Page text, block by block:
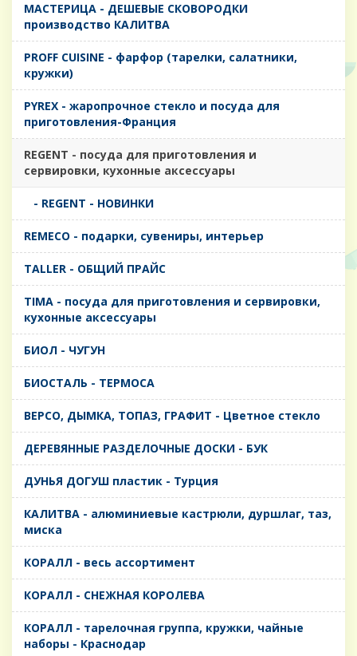
MАСТЕРИЦА - ДЕШЕВЫЕ СКОВОРОДКИ
производство КАЛИТВА
PROFF CUISINE - фарфор (тарелки, салатники,
кружки)
PYREX - жаропрочное стекло и посуда для
приготовления-Франция
REGENT - посуда для приготовления и
сервировки, кухонные аксессуары
- REGENT - НОВИНКИ
REMECO - подарки, сувениры, интерьер
TALLER - ОБЩИЙ ПРАЙС
TIMA - посуда для приготовления и сервировки,
кухонные аксессуары
БИОЛ - ЧУГУН
БИОСТАЛЬ - ТЕРМОСА
ВЕРСО, ДЫМКА, ТОПАЗ, ГРАФИТ - Цветное стекло
ДЕРЕВЯННЫЕ РАЗДЕЛОЧНЫЕ ДОСКИ - БУК
ДУНЬЯ ДОГУШ пластик - Турция
КАЛИТВА - алюминиевые кастрюли, дуршлаг, таз,
миска
КОРАЛЛ - весь ассортимент
КОРАЛЛ - СНЕЖНАЯ КОРОЛЕВА
КОРАЛЛ - тарелочная группа, кружки, чайные
наборы - Краснодар